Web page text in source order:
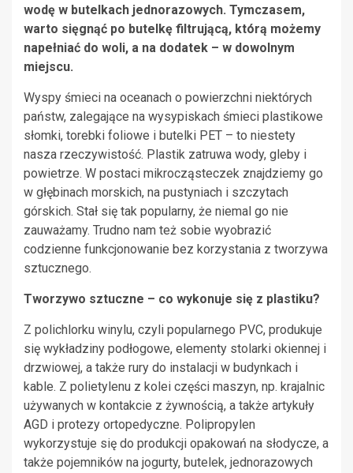
wodę w butelkach jednorazowych. Tymczasem,
warto sięgnąć po butelkę filtrującą, którą możemy
napełniać do woli, a na dodatek – w dowolnym
miejscu.
Wyspy śmieci na oceanach o powierzchni niektórych
państw, zalegające na wysypiskach śmieci plastikowe
słomki, torebki foliowe i butelki PET – to niestety
nasza rzeczywistość. Plastik zatruwa wody, gleby i
powietrze. W postaci mikrocząsteczek znajdziemy go
w głębinach morskich, na pustyniach i szczytach
górskich. Stał się tak popularny, że niemal go nie
zauważamy. Trudno nam też sobie wyobrazić
codzienne funkcjonowanie bez korzystania z tworzywa
sztucznego.
Tworzywo sztuczne – co wykonuje się z plastiku?
Z polichlorku winylu, czyli popularnego PVC, produkuje
się wykładziny podłogowe, elementy stolarki okiennej i
drzwiowej, a także rury do instalacji w budynkach i
kable. Z polietylenu z kolei części maszyn, np. krajalnic
używanych w kontakcie z żywnością, a także artykuły
AGD i protezy ortopedyczne. Polipropylen
wykorzystuje się do produkcji opakowań na słodycze, a
także pojemników na jogurty, butelek, jednorazowych